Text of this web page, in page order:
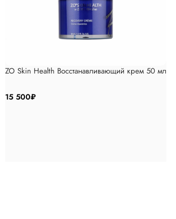
ZO Skin Health Восстанавливающий крем 50 мл
15 500₽